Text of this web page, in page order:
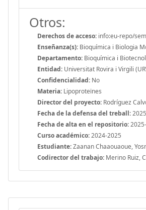
Otros:
Derechos de acceso: info:eu-repo/
Enseñanza(s): Bioquímica i Biologia
Departamento: Bioquímica i
Entidad: Universitat Rovira i Virgili
Confidencialidad: No
Materia: Lipoproteïnes
Director del proyecto: Rodríguez
Fecha de la defensa del treball:
Fecha de alta en el repositorio:
Curso académico:2024-2025
Estudiante:Zaanan Chaaouaoue,
Codirector del trabajo: Merino Ruiz,